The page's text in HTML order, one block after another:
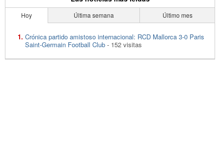
Hoy Última semana Último mes
Crónica partido amistoso internacional: RCD Mallorca 3-0 Paris
Saint-Germain Football Club - 152 visitas